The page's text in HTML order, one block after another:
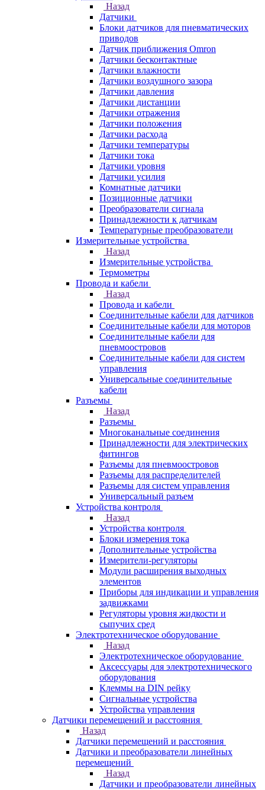
Назад
Датчики
Блоки датчиков для пневматических
приводов
Датчик приближения Omron
Датчики бесконтактные
Датчики влажности
Датчики воздушного зазора
Датчики давления
Датчики дистанции
Датчики отражения
Датчики положения
Датчики расхода
Датчики температуры
Датчики тока
Датчики уровня
Датчики усилия
Комнатные датчики
Позиционные датчики
Преобразователи сигнала
Принадлежности к датчикам
Температурные преобразователи
Измерительные устройства
Назад
Измерительные устройства
Термометры
Провода и кабели
Назад
Провода и кабели
Соединительные кабели для датчиков
Соединительные кабели для моторов
Соединительные кабели для
пневмоостровов
Соединительные кабели для систем
управления
Универсальные соединительные
кабели
Разъемы
Назад
Разъемы
Многоканальные соединения
Принадлежности для электрических
фитингов
Разъемы для пневмоостровов
Разъемы для распределителей
Разъемы для систем управления
Универсальный разъем
Устройства контроля
Назад
Устройства контроля
Блоки измерения тока
Дополнительные устройства
Измерители-регуляторы
Модули расширения выходных
элементов
Приборы для индикации и управления
задвижками
Регуляторы уровня жидкости и
сыпучих сред
Электротехническое оборудование
Назад
Электротехническое оборудование
Аксессуары для электротехнического
оборудования
Клеммы на DIN рейку
Сигнальные устройства
Устройства управления
Датчики перемещений и расстояния
Назад
Датчики перемещений и расстояния
Датчики и преобразователи линейных
перемещений
Назад
Датчики и преобразователи линейных